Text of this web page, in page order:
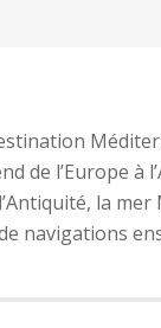
de l’Europe à
la
navigations